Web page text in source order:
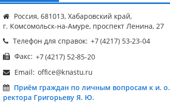
Россия, 681013, Хабаровский край,
г. Комсомольск-на-Амуре, проспект Ленина, 27
Телефон для справок:
Факс:
Email:
Приём граждан по личным вопросам к и. о.
ректора Григорьеву Я. Ю.